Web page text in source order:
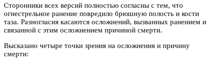
Сторонники всех версий полностью согласны с тем, что
огнестрельное ранение повредило брюшную полость и кости
таза. Разногласия касаются осложнений, вызванных ранением и
связанной с этим осложнением причиной смерти.
Высказано четыре точки зрения на осложнения и причину
смерти: